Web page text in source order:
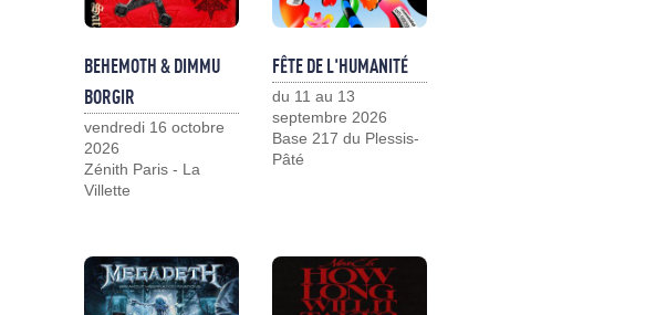
BEHEMOTH & DIMMU
BORGIR
vendredi 16 octobre
2026
Zénith Paris - La
Villette
FÊTE DE L'HUMANITÉ
du 11 au 13
septembre 2026
Base 217 du Plessis-
Pâté